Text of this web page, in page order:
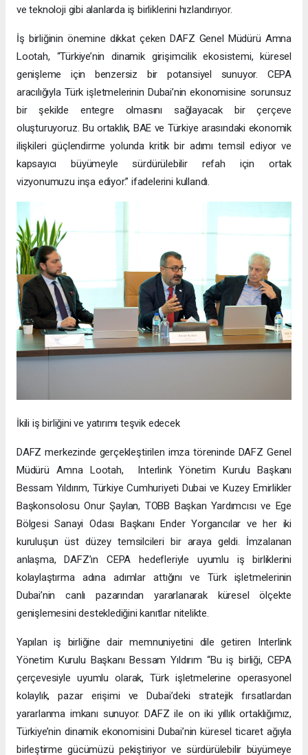
ve teknoloji gibi alanlarda iş birliklerini hızlandırıyor.
İş birliğinin önemine dikkat çeken DAFZ Genel Müdürü Amna
Lootah, “Türkiye’nin dinamik girişimcilik ekosistemi, küresel
genişleme için benzersiz bir potansiyel sunuyor. CEPA
aracılığıyla Türk işletmelerinin Dubai’nin ekonomisine sorunsuz
bir şekilde entegre olmasını sağlayacak bir çerçeve
oluşturuyoruz. Bu ortaklık, BAE ve Türkiye arasındaki ekonomik
ilişkileri güçlendirme yolunda kritik bir adımı temsil ediyor ve
kapsayıcı büyümeyle sürdürülebilir refah için ortak
vizyonumuzu inşa ediyor.” ifadelerini kullandı.
İkili iş birliğini ve yatırımı teşvik edecek
DAFZ merkezinde gerçekleştirilen imza töreninde DAFZ Genel
Müdürü Amna Lootah, Interlink Yönetim Kurulu Başkanı
Bessam Yıldırım, Türkiye Cumhuriyeti Dubai ve Kuzey Emirlikler
Başkonsolosu Onur Şaylan, TOBB Başkan Yardımcısı ve Ege
Bölgesi Sanayi Odası Başkanı Ender Yorgancılar ve her iki
kuruluşun üst düzey temsilcileri bir araya geldi. İmzalanan
anlaşma, DAFZ’ın CEPA hedefleriyle uyumlu iş birliklerini
kolaylaştırma adına adımlar attığını ve Türk işletmelerinin
Dubai’nin canlı pazarından yararlanarak küresel ölçekte
genişlemesini desteklediğini kanıtlar nitelikte.
Yapılan iş birliğine dair memnuniyetini dile getiren Interlink
Yönetim Kurulu Başkanı Bessam Yıldırım “Bu iş birliği, CEPA
çerçevesiyle uyumlu olarak, Türk işletmelerine operasyonel
kolaylık, pazar erişimi ve Dubai’deki stratejik fırsatlardan
yararlanma imkanı sunuyor. DAFZ ile on iki yıllık ortaklığımız,
Türkiye’nin dinamik ekonomisini Dubai’nin küresel ticaret ağıyla
birleştirme gücümüzü pekiştiriyor ve sürdürülebilir büyümeye